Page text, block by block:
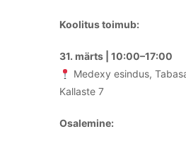
Koolitus toimub:
31. märts | 10:00–17:00
Medexy esindus,
Kallaste 7
Osalemine: